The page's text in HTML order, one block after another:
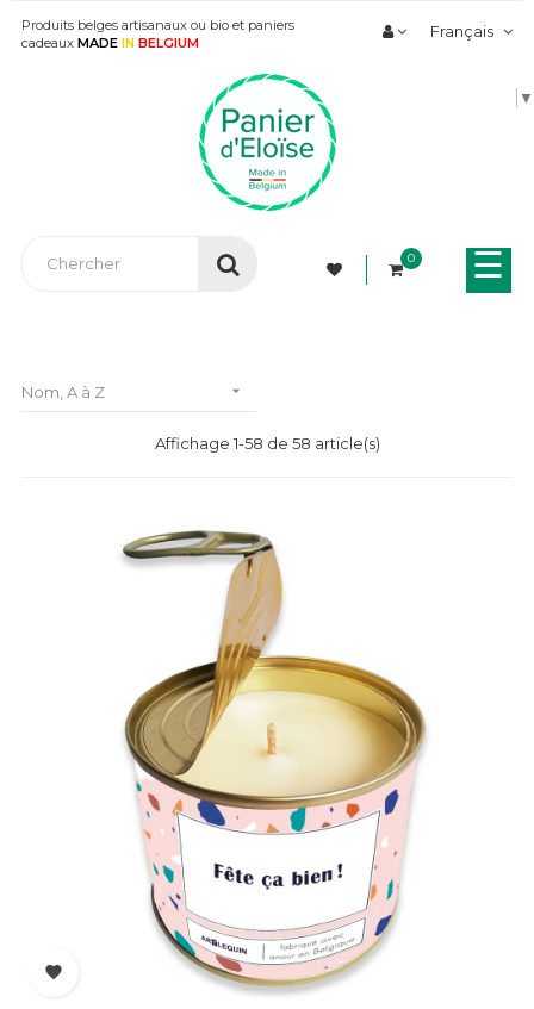
Produits belges artisanaux ou bio et paniers
cadeaux MADE IN BELGIUM
Français
▼
0
la
☰
Nom, A à Z 
Affichage 1-58 de 58 article(s)
